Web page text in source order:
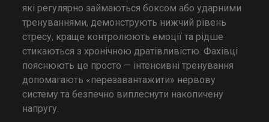
які регулярно займаються боксом або ударними
тренуваннями, демонструють нижчий рівень
стресу, краще контролюють емоції та рідше
стикаються з хронічною дратівливістю. Фахівці
пояснюють це просто — інтенсивні тренування
допомагають «перезавантажити» нервову
систему та безпечно виплеснути накопичену
напругу.